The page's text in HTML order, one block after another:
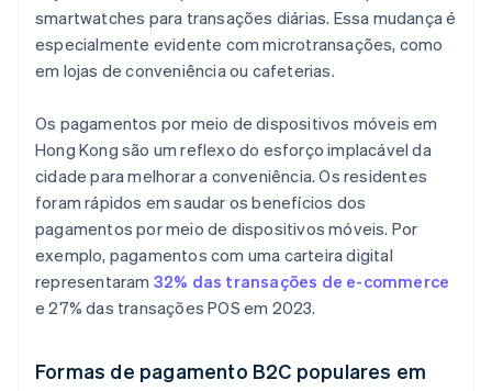
smartwatches para transações diárias. Essa mudança é
especialmente evidente com microtransações, como
em lojas de conveniência ou cafeterias.
Os pagamentos por meio de dispositivos móveis em
Hong Kong são um reflexo do esforço implacável da
cidade para melhorar a conveniência. Os residentes
foram rápidos em saudar os benefícios dos
pagamentos por meio de dispositivos móveis. Por
exemplo, pagamentos com uma carteira digital
representaram 32% das transações de e-commerce
e 27% das transações POS em 2023.
Formas de pagamento B2C populares em